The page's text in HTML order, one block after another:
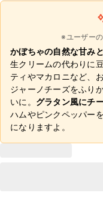
※ユーザー
かぼちゃの自然な甘み
生クリームの代わりに
ティやマカロニなど、
ジャーノチーズをふり
いに。 グラタン風にチ
ハムやピンクペッパー
になりますよ。